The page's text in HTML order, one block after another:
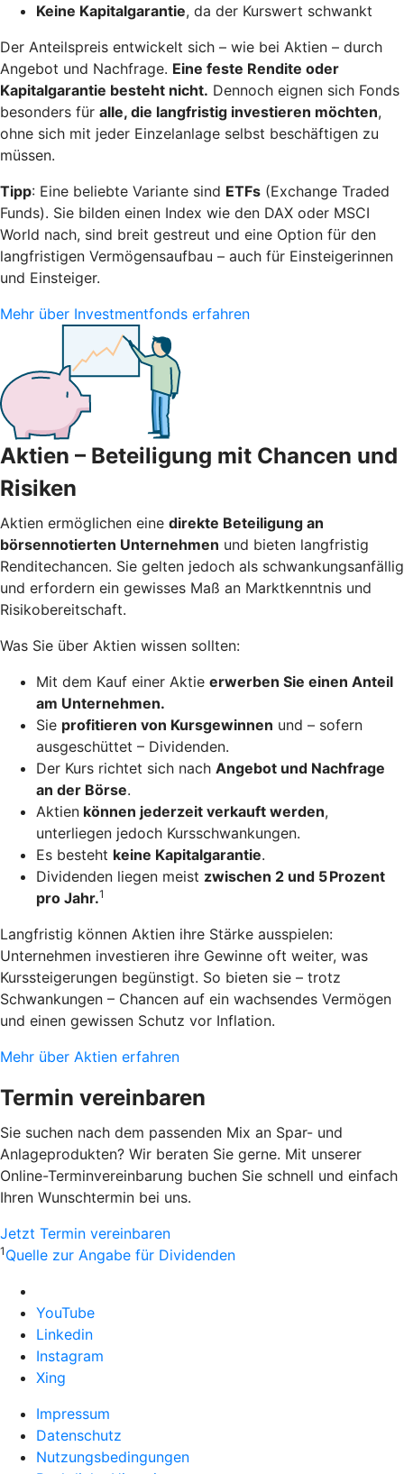
Keine Kapitalgarantie, da der Kurswert schwankt
Der Anteilspreis entwickelt sich – wie bei Aktien – durch
Angebot und Nachfrage. Eine feste Rendite oder
Kapitalgarantie besteht nicht. Dennoch eignen sich Fonds
besonders für alle, die langfristig investieren möchten,
ohne sich mit jeder Einzelanlage selbst beschäftigen zu
müssen.
Tipp: Eine beliebte Variante sind ETFs (Exchange Traded
Funds). Sie bilden einen Index wie den DAX oder MSCI
World nach, sind breit gestreut und eine Option für den
langfristigen Vermögensaufbau – auch für Einsteigerinnen
und Einsteiger.
Mehr über Investmentfonds erfahren
Aktien – Beteiligung mit Chancen und
Risiken
Aktien ermöglichen eine direkte Beteiligung an
börsennotierten Unternehmen und bieten langfristig
Renditechancen. Sie gelten jedoch als schwankungsanfällig
und erfordern ein gewisses Maß an Marktkenntnis und
Risikobereitschaft.
Was Sie über Aktien wissen sollten:
Mit dem Kauf einer Aktie erwerben Sie einen Anteil
am Unternehmen.
Sie profitieren von Kursgewinnen und – sofern
ausgeschüttet – Dividenden.
Der Kurs richtet sich nach Angebot und Nachfrage
an der Börse.
Aktien können jederzeit verkauft werden,
unterliegen jedoch Kursschwankungen.
Es besteht keine Kapitalgarantie.
Dividenden liegen meist zwischen 2 und 5 Prozent
pro Jahr.1
Langfristig können Aktien ihre Stärke ausspielen:
Unternehmen investieren ihre Gewinne oft weiter, was
Kurssteigerungen begünstigt. So bieten sie – trotz
Schwankungen – Chancen auf ein wachsendes Vermögen
und einen gewissen Schutz vor Inflation.
Mehr über Aktien erfahren
Termin vereinbaren
Sie suchen nach dem passenden Mix an Spar- und
Anlageprodukten? Wir beraten Sie gerne. Mit unserer
Online-Terminvereinbarung buchen Sie schnell und einfach
Ihren Wunschtermin bei uns.
Jetzt Termin vereinbaren
1 Quelle zur Angabe für Dividenden
YouTube
Linkedin
Instagram
Xing
Impressum
Datenschutz
Nutzungsbedingungen